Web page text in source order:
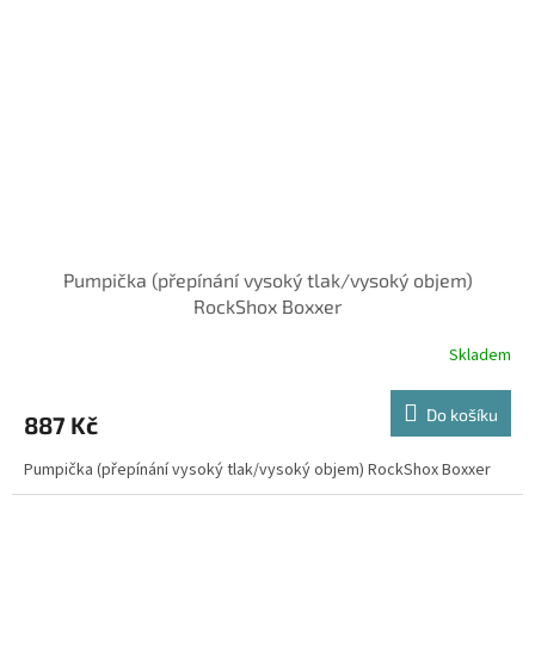
Pumpička (přepínání vysoký tlak/vysoký objem)
RockShox Boxxer
Skladem
887 Kč Do košíku
Pumpička (přepínání vysoký tlak/vysoký objem) RockShox Boxxer